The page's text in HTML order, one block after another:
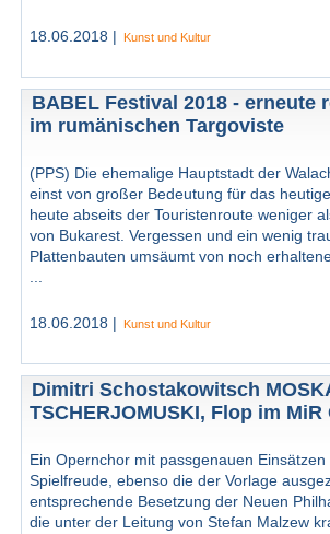
18.06.2018 | Kunst und Kultur
BABEL Festival 2018 - erneute
im rumänischen Targoviste
(PPS) Die ehemalige Hauptstadt der
einst von großer Bedeutung für das
heute abseits der Touristenroute weniger
von Bukarest. Vergessen und ein wenig
Plattenbauten umsäumt von noch
18.06.2018 | Kunst und Kultur
Dimitri Schostakowitsch
TSCHERJOMUSKI, Flop im
Ein Opernchor mit passgenauen
Spielfreude, ebenso die der Vorlage
entsprechende Besetzung der Neuen
die unter der Leitung von Stefan Malzew